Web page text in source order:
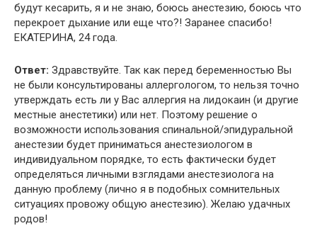
будут кесарить, я и не знаю, боюсь анестезию, боюсь что
перекроет дыхание или еще что?! Заранее спасибо!
ЕКАТЕРИНА, 24 года.
Ответ: Здравствуйте. Так как перед беременностью Вы
не были консультированы аллергологом, то нельзя точно
утверждать есть ли у Вас аллергия на лидокаин (и другие
местные анестетики) или нет. Поэтому решение о
возможности использования спинальной/эпидуральной
анестезии будет приниматься анестезиологом в
индивидуальном порядке, то есть фактически будет
определяться личными взглядами анестезиолога на
данную проблему (лично я в подобных сомнительных
ситуациях провожу общую анестезию). Желаю удачных
родов!